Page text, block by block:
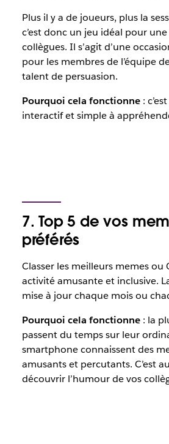
Plus il y a de joueurs, plus la
c’est donc un jeu idéal pour
collègues. Il s’agit d’une
pour les membres de l’équipe
talent de persuasion.
Pourquoi cela fonctionne:
interactif et simple à
7. Top 5 de vos
préférés
Classer les meilleurs memes ou
activité amusante et inclusive.
mise à jour chaque mois ou
Pourquoi cela fonctionne: la
passent du temps sur leur
smartphone connaissent des
amusants et percutants. C’est
découvrir l’humour de vos